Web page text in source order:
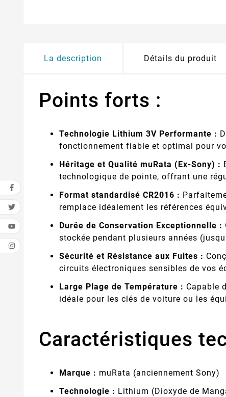
La description Détails du produit
Points forts :
Technologie Lithium 3V Performante :
fonctionnement fiable et optimal pour
Héritage et Qualité muRata (Ex-Sony) :
technologique de pointe, offrant une
Format standardisé CR2016 :
remplace idéalement les références
Durée de Conservation Exceptionnelle :
stockée pendant plusieurs années
Sécurité et Résistance aux Fuites :
circuits électroniques sensibles de vos
Large Plage de Température : Capable
idéale pour les clés de voiture ou les
Caractéristiques
Marque : muRata (anciennement Sony)
Technologie : Lithium (Dioxyde de